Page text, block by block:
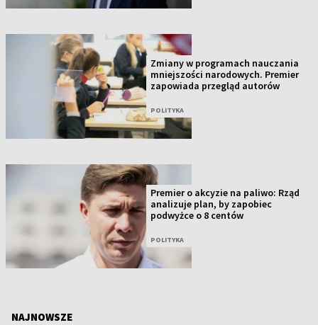
Zmiany w programach nauczania
mniejszości narodowych. Premier
zapowiada przegląd autorów
POLITYKA
Premier o akcyzie na paliwo: Rząd
analizuje plan, by zapobiec
podwyżce o 8 centów
POLITYKA
NAJNOWSZE